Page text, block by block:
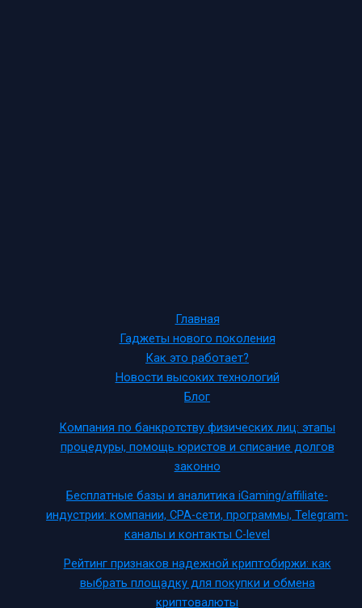
Главная
Гаджеты нового поколения
Как это работает?
Новости высоких технологий
Блог
Компания по банкротству физических лиц: этапы
процедуры, помощь юристов и списание долгов
законно
Бесплатные базы и аналитика iGaming/affiliate-
индустрии: компании, CPA-сети, программы, Telegram-
каналы и контакты C-level
Рейтинг признаков надежной криптобиржи: как
выбрать площадку для покупки и обмена
криптовалюты